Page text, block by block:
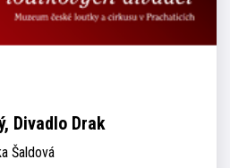
Divadlo Drak
Šaldová